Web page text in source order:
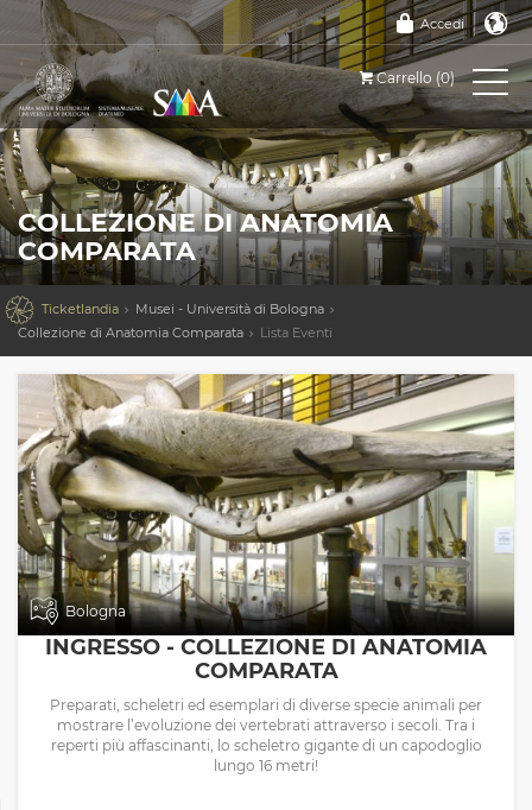
Accedi
Carrello (0)
COLLEZIONE DI ANATOMIA
COMPARATA
 Ticketlandia
Musei - Università di Bologna
Collezione di Anatomia Comparata
Lista Eventi
Bologna
INGRESSO - COLLEZIONE DI ANATOMIA
COMPARATA
Preparati, scheletri ed esemplari di diverse specie animali per
mostrare l’evoluzione dei vertebrati attraverso i secoli. Tra i
reperti più affascinanti, lo scheletro gigante di un capodoglio
lungo 16 metri!